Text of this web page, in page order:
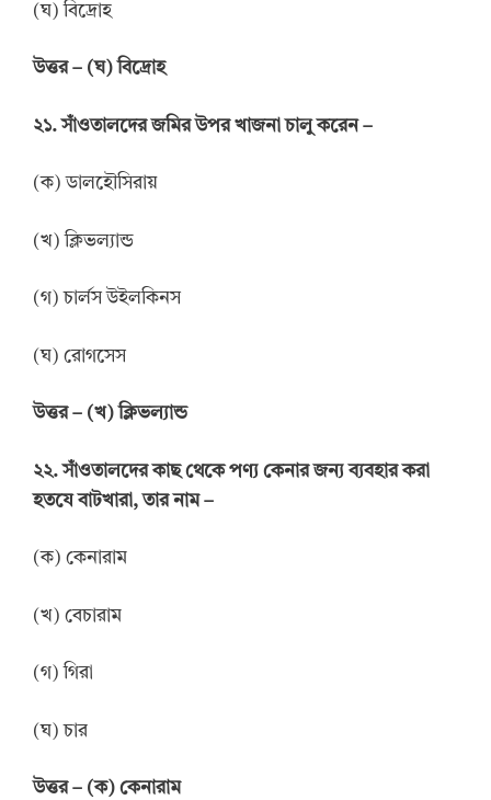
(ঘ) বিদ্রোহ
উত্তর– (ঘ) বিদ্রোহ
২১. সাঁওতালদের জমির উপর খাজনা চালু করেন –
(ক) ডালহৌসিরায়
(খ) ক্লিভল্যান্ড
(গ) চার্লস উইলকিনস
(ঘ) রোগসেস
উত্তর– (খ) ক্লিভল্যান্ড
২২. সাঁওতালদের কাছ থেকে পণ্য কেনার জন্য ব্যবহার করা
হতযে বাটখারা, তার নাম –
(ক) কেনারাম
(খ) বেচারাম
(গ) গিরা
(ঘ) চার
উত্তর– (ক) কেনারাম